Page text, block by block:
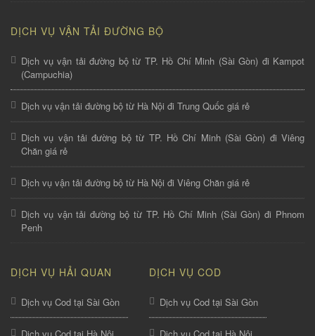
DỊCH VỤ VẬN TẢI ĐƯỜNG BỘ
Dịch vụ vận tải đường bộ từ TP. Hồ Chí Minh (Sài Gòn) đi Kampot
(Campuchia)
Dịch vụ vận tải đường bộ từ Hà Nội đi Trung Quốc giá rẻ
Dịch vụ vận tải đường bộ từ TP. Hồ Chí Minh (Sài Gòn) đi Viêng
Chăn giá rẻ
Dịch vụ vận tải đường bộ từ Hà Nội đi Viêng Chăn giá rẻ
Dịch vụ vận tải đường bộ từ TP. Hồ Chí Minh (Sài Gòn) đi Phnom
Penh
DỊCH VỤ HẢI QUAN
Dịch vụ Cod tại Sài Gòn
DỊCH VỤ COD
Dịch vụ Cod tại Sài Gòn